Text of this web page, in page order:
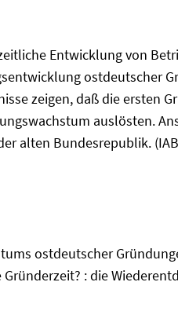
Entwicklung von
ostdeutscher
zeigen, daß die ersten
auslösten.
alten Bundesrepublik.
ostdeutscher
: die